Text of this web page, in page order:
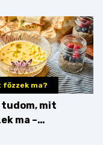
főzzek ma?
tudom, mit
ma –